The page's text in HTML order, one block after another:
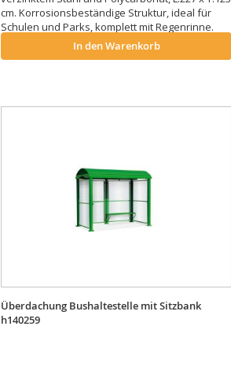
cm. Korrosionsbeständige Struktur, ideal für
Schulen und Parks, komplett mit Regenrinne.
In den Warenkorb
Überdachung Bushaltestelle mit Sitzbank
h140259